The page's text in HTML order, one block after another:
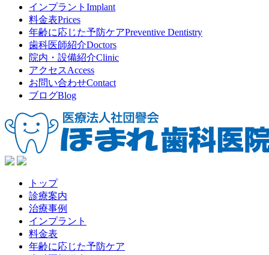
インプラント Implant
料金表Prices
年齢に応じた予防ケアPreventive Dentistry
歯科医師紹介Doctors
院内・設備紹介Clinic
アクセスAccess
お問い合わせContact
ブログBlog
トップ
診療案内
治療事例
インプラント
料金表
年齢に応じた予防ケア